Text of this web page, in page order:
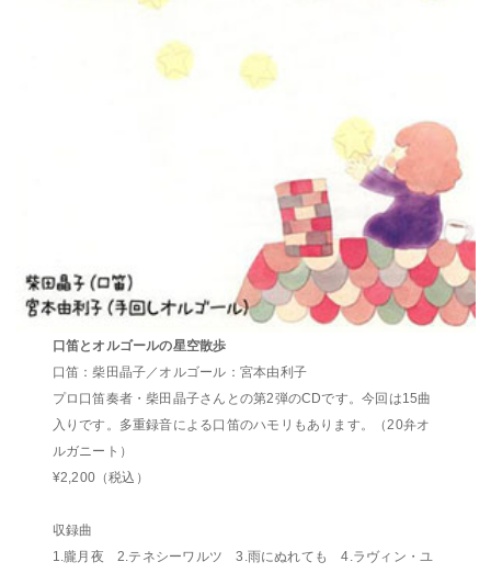
口笛とオルゴールの星空散歩
口笛：柴田晶子／オルゴール：宮本由利子
プロ口笛奏者・柴田晶子さんとの第2弾のCDです。今回は15曲
入りです。多重録音による口笛のハモリもあります。（20弁オ
ルガニート）
¥2,200（税込）
収録曲
1.朧月夜 2.テネシーワルツ 3.雨にぬれても 4.ラヴィン・ユ